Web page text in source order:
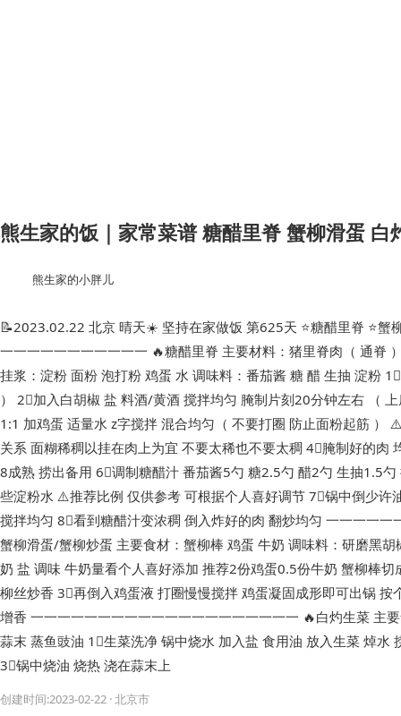
熊生家的饭｜家常菜谱 糖醋里脊 蟹柳滑蛋 白
熊生家的小胖儿
📝2023.02.22 北京 晴天☀️ 坚持在家做饭 第625天 ⭐️糖醋里脊 ⭐️蟹
一一一一一一一一一一一 🔥糖醋里脊 主要材料：猪里脊肉（ 通脊
挂浆：淀粉 面粉 泡打粉 鸡蛋 水 调味料：番茄酱 糖 醋 生抽 淀粉
） 2⃣️加入白胡椒 盐 料酒/黄酒 搅拌均匀 腌制片刻20分钟左右 （
1:1 加鸡蛋 适量水 z字搅拌 混合均匀（ 不要打圈 防止面粉起筋 ）
关系 面糊稀稠以挂在肉上为宜 不要太稀也不要太稠 4⃣️腌制好的肉
8成熟 捞出备用 6⃣️调制糖醋汁 番茄酱5勺 糖2.5勺 醋2勺 生抽1.5
些淀粉水 ⚠️推荐比例 仅供参考 可根据个人喜好调节 7⃣️锅中倒少许
搅拌均匀 8⃣️看到糖醋汁变浓稠 倒入炸好的肉 翻炒均匀 一一一一一
蟹柳滑蛋/蟹柳炒蛋 主要食材：蟹柳棒 鸡蛋 牛奶 调味料：研磨黑
奶 盐 调味 牛奶量看个人喜好添加 推荐2份鸡蛋0.5份牛奶 蟹柳棒
柳丝炒香 3⃣️再倒入鸡蛋液 打圈慢慢搅拌 鸡蛋凝固成形即可出锅 按
增香 一一一一一一一一一一一一一一一一一一一一 🔥白灼生菜 主
蒜末 蒸鱼豉油 1⃣️生菜洗净 锅中烧水 加入盐 食用油 放入生菜 焯水
3⃣️锅中烧油 烧热 浇在蒜末上
创建时间:2023-02-22 · 北京市